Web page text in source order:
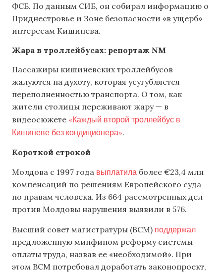
ФСБ. По данным СИБ, он собирал информацию о
Приднестровье и Зоне безопасности «в ущерб»
интересам Кишинева.
Жара в троллейбусах: репортаж NM
Пассажиры кишиневских троллейбусов
жалуются на духоту, которая усугубляется
переполненностью транспорта. О том, как
жители столицы переживают жару — в
видеосюжете «Каждый второй троллейбус в
Кишиневе без кондиционера».
Короткой строкой
Молдова с 1997 года выплатила более €23,4 млн
компенсаций по решениям Европейского суда
по правам человека. Из 664 рассмотренных дел
против Молдовы нарушения выявили в 576.
Высший совет магистратуры (ВСМ) поддержал
предложенную минфином реформу системы
оплаты труда, назвав ее «необходимой». При
этом ВСМ потребовал доработать законопроект,